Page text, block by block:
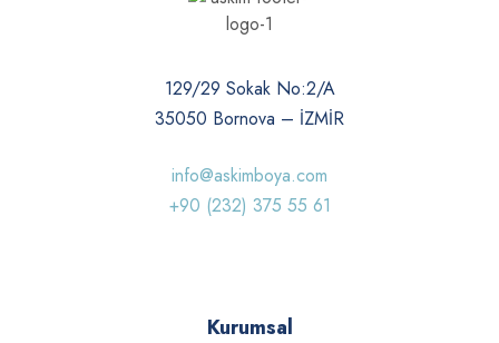
129/29 Sokak No:2/A
35050 Bornova – İZMİR
info@askimboya.com
+90 (232) 375 55 61
Kurumsal